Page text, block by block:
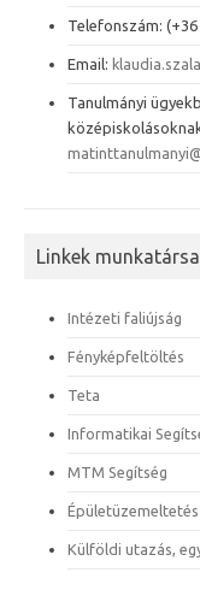
Telefonszám: (+36
Email:
Tanulmányi
Linkek
Intézeti faliújság
Fényképfeltöltés
Teta
Informatikai
MTM Segítség
Épületüzemeltetés
Külföldi utazás,